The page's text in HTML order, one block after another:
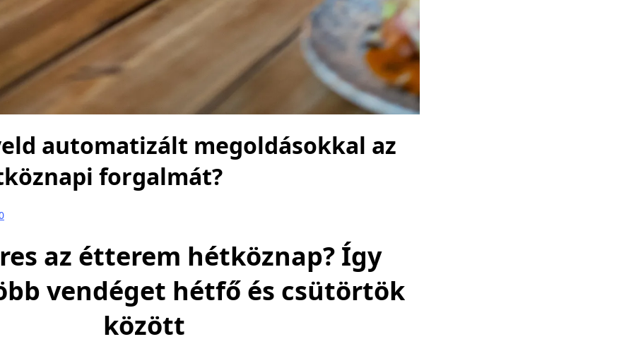
automatizált megoldásokkal az
forgalmát?
az étterem hétköznap? Így
vendéget hétfő és csütörtök
között